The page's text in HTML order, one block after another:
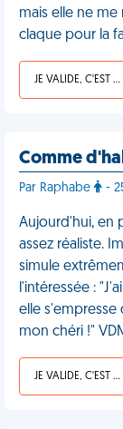
mais elle ne me
claque pour la
JE VALIDE, C'EST UNE VDM
Comme
Par Raphabe -
Aujourd'hui, en
assez réaliste.
simule
l'intéressée :
elle s'empresse
mon chéri !"
JE VALIDE, C'EST UNE VDM